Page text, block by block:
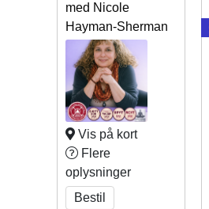
med Nicole
Hayman-Sherman
Vis på kort
Flere
oplysninger
Bestil